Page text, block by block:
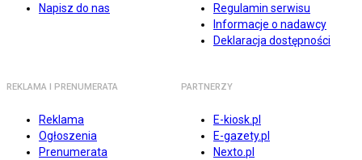
Napisz do nas
Regulamin serwisu
Informacje o nadawcy
Deklaracja dostępności
REKLAMA I PRENUMERATA
Reklama
Ogłoszenia
Prenumerata
PARTNERZY
E-kiosk.pl
E-gazety.pl
Nexto.pl